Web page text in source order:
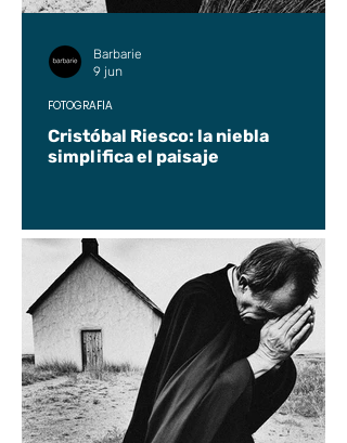
Cristóbal Riesco: la niebla
simplifica el paisaje
FOTOGRAFÍA
Barbarie
9 jun